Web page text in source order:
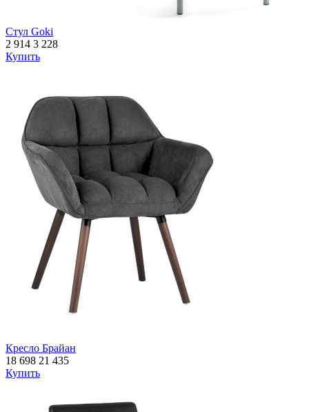
Стул Goki
2 914 3 228
Купить
Кресло Брайан
18 698 21 435
Купить